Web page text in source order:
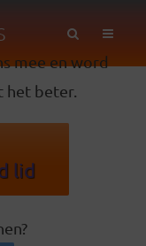
mee en word
het beter.
lid